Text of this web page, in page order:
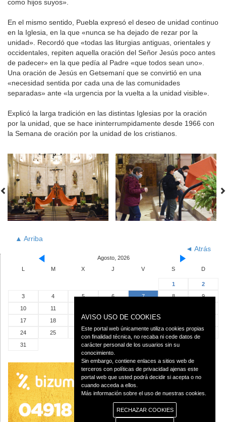
como hijos suyos».
En el mismo sentido, Puebla expresó el deseo de unidad continuo
en la Iglesia, en la que «nunca se ha dejado de rezar por la
unidad». Recordó que «todas las liturgias antiguas, orientales y
occidentales, repiten aquella oración del Señor Jesús poco antes
de padecer» en la que pedía al Padre «que todos sean uno».
Una oración de Jesús en Getsemaní que se convirtió en una
«necesidad sentida por cada una de las comunidades
separadas» ante «la urgencia por la vuelta a la unidad visible».
Explicó la larga tradición en las distintas Iglesias por la oración
por la unidad, que se hace ininterrumpidamente desde 1966 con
la Semana de oración por la unidad de los cristianos.
▲ Arriba
◄ Atrás
Agosto, 2026
L
M X J V S D
1
2
3
4 5 6 7 8
9
10
11
17
18 19 20 21
24
25 27
31
AVISO USO DE COOKIES
Este portal web únicamente utiliza cookies propias
con finalidad técnica, no recaba ni cede datos de
carácter personal de los usuarios sin su
conocimiento.
Sin embargo, contiene enlaces a sitios web de
terceros con políticas de privacidad ajenas este
portal web que usted podrá decidir si acepta o no
cuando acceda a ellos.
Más información sobre el uso de nuestras cookies.
RECHAZAR COOKIES